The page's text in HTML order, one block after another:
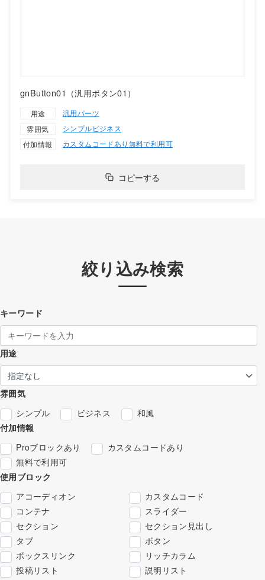
gnButton01（汎用ボタン01）
用途
汎用パーツ
雰囲気
シンプルビジネス
付加情報
カスタムコードあり 無料で利用可
コピーする
絞り込み検索
キーワード
用途
雰囲気
シンプル
ビジネス
和風
付加情報
Proブロックあり
カスタムコードあり
無料で利用可
使用ブロック
アコーディオン
カスタムコード
コンテナ
スライダー
セクション
セクション見出し
タブ
ボタン
ボックスリンク
リッチカラム
投稿リスト
説明リスト